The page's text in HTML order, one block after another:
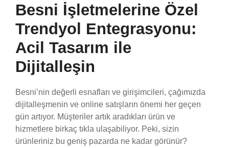
Besni İşletmelerine Özel
Trendyol Entegrasyonu:
Acil Tasarım ile
Dijitalleşin
Besni’nin değerli esnafları ve girişimcileri, çağımızda
dijitalleşmenin ve online satışların önemi her geçen
gün artıyor. Müşteriler artık aradıkları ürün ve
hizmetlere birkaç tıkla ulaşabiliyor. Peki, sizin
ürünleriniz bu geniş pazarda ne kadar görünür?